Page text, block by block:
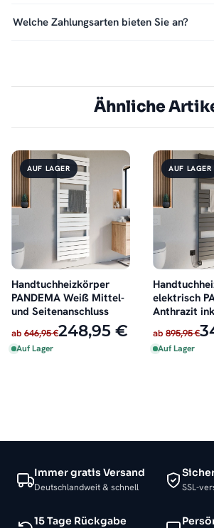
Welche Zahlungsarten bieten Sie an?
Ähnliche
AUF LAGER
Handtuchheizkörper
PANDEMA Weiß Mittel-
und Seitenanschluss
ab 646,95 €248,95 €
Auf Lager
AUF LAGER
elektrisch
Anthrazit
ab 895,95 €
Auf Lager
Immer gratis Versand
Deutschlandweit & schnell SSL-
15 Tage Rückgabe